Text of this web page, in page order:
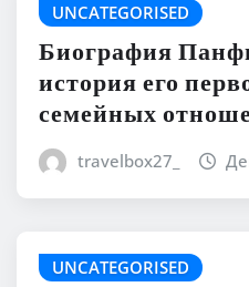
UNCATEGORISED
Биография
история его
семейных
travelbox27_
UNCATEGORISED